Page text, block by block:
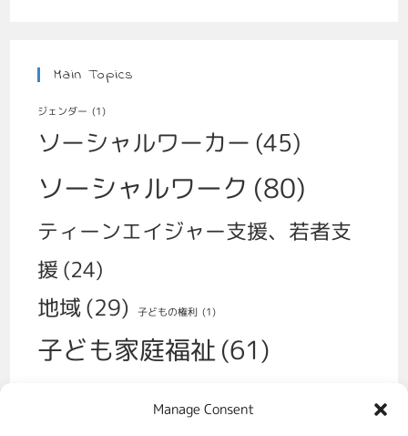
Manage Consent
Main Topics
ジェンダー (1)
ソーシャルワーカー (45)
ソーシャルワーク (80)
ティーンエイジャー支援、若者支
援 (24)
地域(29) 子どもの権利 (1)
子ども家庭福祉(61)